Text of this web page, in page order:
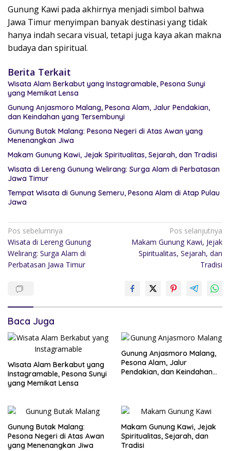
Gunung Kawi pada akhirnya menjadi simbol bahwa
Jawa Timur menyimpan banyak destinasi yang tidak
hanya indah secara visual, tetapi juga kaya akan makna
budaya dan spiritual.
Berita Terkait
Wisata Alam Berkabut yang Instagramable, Pesona Sunyi
yang Memikat Lensa
Gunung Anjasmoro Malang, Pesona Alam, Jalur Pendakian,
dan Keindahan yang Tersembunyi
Gunung Butak Malang: Pesona Negeri di Atas Awan yang
Menenangkan Jiwa
Makam Gunung Kawi, Jejak Spiritualitas, Sejarah, dan Tradisi
Wisata di Lereng Gunung Welirang: Surga Alam di Perbatasan
Jawa Timur
Tempat Wisata di Gunung Semeru, Pesona Alam di Atap Pulau
Jawa
Pos sebelumnya
Wisata di Lereng Gunung
Welirang: Surga Alam di
Perbatasan Jawa Timur
Pos selanjutnya
Makam Gunung Kawi, Jejak
Spiritualitas, Sejarah, dan
Tradisi
Baca Juga
Wisata Alam Berkabut yang
Instagramable, Pesona Sunyi
yang Memikat Lensa
Gunung Anjasmoro Malang,
Pesona Alam, Jalur
Pendakian, dan Keindahan
Gunung Butak Malang:
Pesona Negeri di Atas Awan
yang Menenangkan Jiwa
Makam Gunung Kawi, Jejak
Spiritualitas, Sejarah, dan
Tradisi